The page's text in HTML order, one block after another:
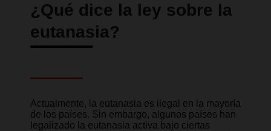
¿Qué dice la ley sobre la
eutanasia?
Actualmente, la eutanasia es ilegal en la mayoría
de los países. Sin embargo, algunos países han
legalizado la eutanasia activa bajo ciertas